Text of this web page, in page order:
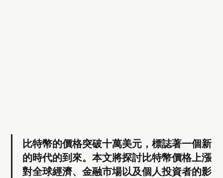
比特幣的價格突破十萬美元，標誌著一個新
的時代的到來。本文將探討比特幣價格上漲
對全球經濟、金融市場以及個人投資者的影